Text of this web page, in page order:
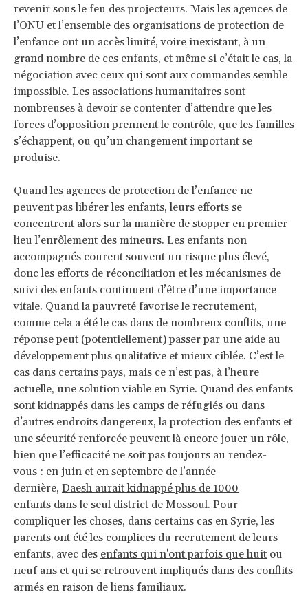
revenir sous le feu des projecteurs. Mais les agences de
l’ONU et l’ensemble des organisations de protection de
l’enfance ont un accès limité, voire inexistant, à un
grand nombre de ces enfants, et même si c’était le cas, la
négociation avec ceux qui sont aux commandes semble
impossible. Les associations humanitaires sont
nombreuses à devoir se contenter d’attendre que les
forces d’opposition prennent le contrôle, que les familles
s’échappent, ou qu’un changement important se
produise.
Quand les agences de protection de l’enfance ne
peuvent pas libérer les enfants, leurs efforts se
concentrent alors sur la manière de stopper en premier
lieu l’enrôlement des mineurs. Les enfants non
accompagnés courent souvent un risque plus élevé,
donc les efforts de réconciliation et les mécanismes de
suivi des enfants continuent d’être d’une importance
vitale. Quand la pauvreté favorise le recrutement,
comme cela a été le cas dans de nombreux conflits, une
réponse peut (potentiellement) passer par une aide au
développement plus qualitative et mieux ciblée. C’est le
cas dans certains pays, mais ce n’est pas, à l’heure
actuelle, une solution viable en Syrie. Quand des enfants
sont kidnappés dans les camps de réfugiés ou dans
d’autres endroits dangereux, la protection des enfants et
une sécurité renforcée peuvent là encore jouer un rôle,
bien que l’efficacité ne soit pas toujours au rendez-
vous : en juin et en septembre de l’année
dernière, Daesh aurait kidnappé plus de 1000
enfants dans le seul district de Mossoul. Pour
compliquer les choses, dans certains cas en Syrie, les
parents ont été les complices du recrutement de leurs
enfants, avec des enfants qui n'ont parfois que huit ou
neuf ans et qui se retrouvent impliqués dans des conflits
armés en raison de liens familiaux.